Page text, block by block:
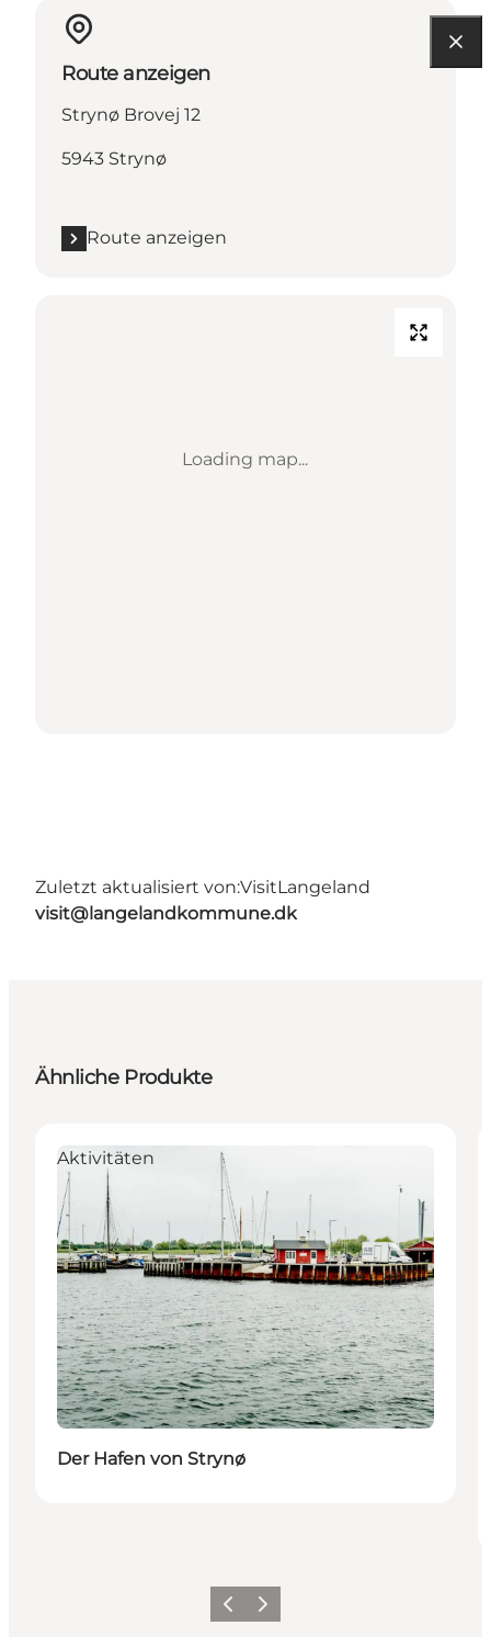
Route anzeigen
Strynø Brovej 12
5943 Strynø
Route anzeigen
Loading map...
Zuletzt aktualisiert von:VisitLangeland
visit@langelandkommune.dk
Ähnliche Produkte
Aktivitäten
Der Hafen von Strynø
ZurückWeiter